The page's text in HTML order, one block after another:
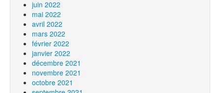
juin 2022
mai 2022
avril 2022
mars 2022
février 2022
janvier 2022
décembre 2021
novembre 2021
octobre 2021